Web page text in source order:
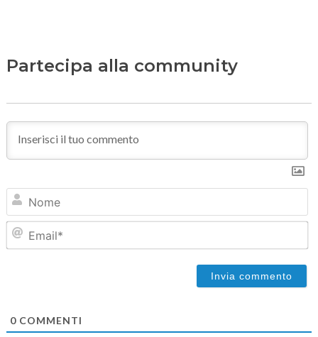
Partecipa alla community
0COMMENTI